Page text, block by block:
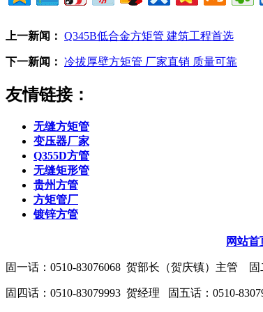
上一新闻： Q345B低合金方矩管 建筑工程首选
下一新闻： 冷拔厚壁方矩管 厂家直销 质量可靠
友情链接：
无缝方矩管
变压器厂家
Q355D方管
无缝矩形管
贵州方管
方矩管厂
镀锌方管
网站首
固一话：0510-83076068 贺部长（贺庆镇）主管
固四话：0510-83079993 贺经理 固五话：0510-